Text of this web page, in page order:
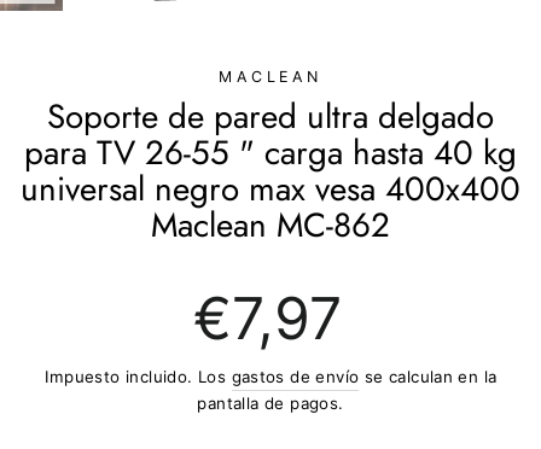
MACLEAN
Soporte de pared ultra delgado
para TV 26-55 " carga hasta 40 kg
universal negro max vesa 400x400
Maclean MC-862
regular
€7,97
Impuesto incluido. Los gastos de envío se calculan en la
pantalla de pagos.